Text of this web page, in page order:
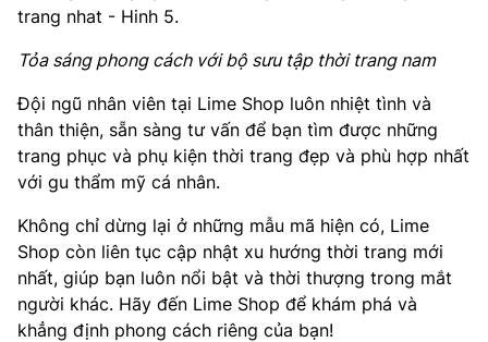
Tỏa sáng phong cách với bộ sưu tập thời trang nam
Đội ngũ nhân viên tại Lime Shop luôn nhiệt tình và
thân thiện, sẵn sàng tư vấn để bạn tìm được những
trang phục và phụ kiện thời trang đẹp và phù hợp nhất
với gu thẩm mỹ cá nhân.
Không chỉ dừng lại ở những mẫu mã hiện có, Lime
Shop còn liên tục cập nhật xu hướng thời trang mới
nhất, giúp bạn luôn nổi bật và thời thượng trong mắt
người khác. Hãy đến Lime Shop để khám phá và
khẳng định phong cách riêng của bạn!